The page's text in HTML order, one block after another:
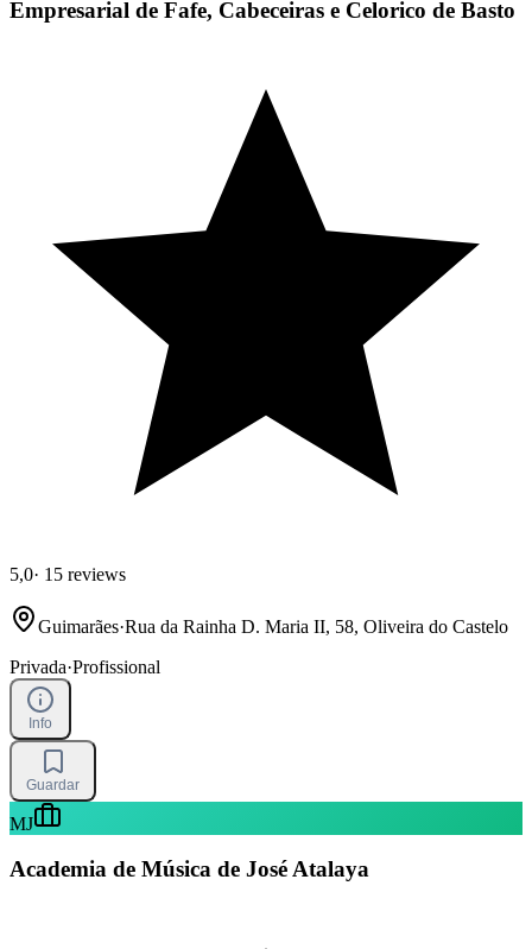
Empresarial de Fafe, Cabeceiras e Celorico de Basto
5,0· 15 reviews
Guimarães·Rua da Rainha D. Maria II, 58, Oliveira do Castelo
Privada·Profissional
Info
Guardar
MJ
Academia de Música de José Atalaya